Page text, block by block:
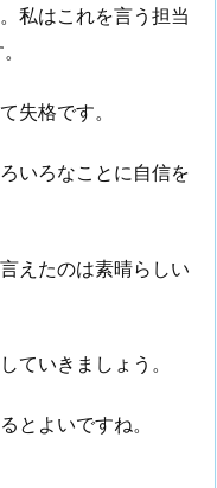
私はこれを言う担当
失格です。
いろなことに自信を
えたのは素晴らしい
ていきましょう。
とよいですね。